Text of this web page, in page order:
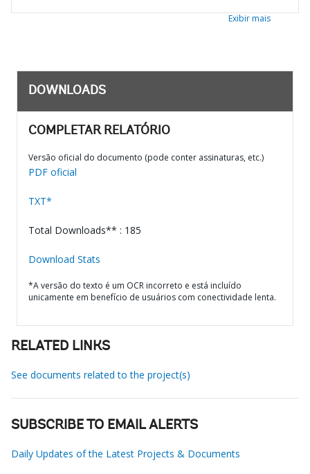
Exibir mais
DOWNLOADS
COMPLETAR RELATÓRIO
Versão oficial do documento (pode conter assinaturas, etc.)
PDF oficial
TXT*
Total Downloads** : 185
Download Stats
*A versão do texto é um OCR incorreto e está incluído
unicamente em benefício de usuários com conectividade lenta.
RELATED LINKS
See documents related to the project(s)
SUBSCRIBE TO EMAIL ALERTS
Daily Updates of the Latest Projects & Documents